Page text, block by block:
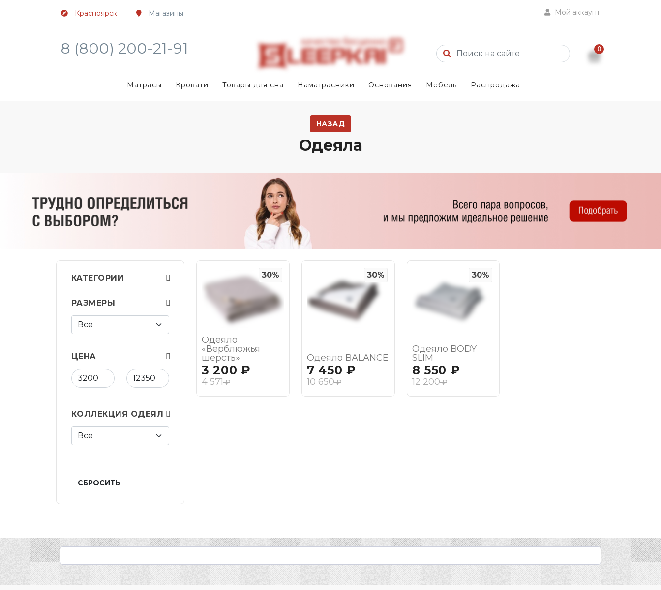
Красноярск Магазины Мой аккаунт
8 (800) 200-21-91 0
Матрасы Кровати Товары для сна Наматрасники Основания Мебель Распродажа
НАЗАД
Одеяла
КАТЕГОРИИ
РАЗМЕРЫ
ЦЕНА
КОЛЛЕКЦИЯ ОДЕЯЛ
СБРОСИТЬ
30%
Одеяло
«Верблюжья
шерсть»
3 200 ₽
4 571₽
30%
Одеяло BALANCE
7 450 ₽
10 650₽
30%
Одеяло BODY
SLIM
8 550 ₽
12 200₽